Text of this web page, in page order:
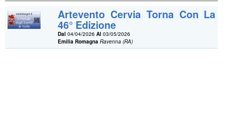
Artevento Cervia Torna Con La
46° Edizione
Dal 04/04/2026Al 03/05/2026
Emilia Romagna Ravenna (RA)